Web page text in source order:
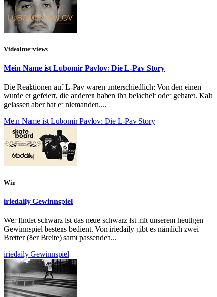
Videointerviews
Mein Name ist Lubomir Pavlov: Die L-Pav Story
Die Reaktionen auf L-Pav waren unterschiedlich: Von den einen
wurde er gefeiert, die anderen haben ihn belächelt oder gehatet. Kalt
gelassen aber hat er niemanden....
Mein Name ist Lubomir Pavlov: Die L-Pav Story
Win
iriedaily Gewinnspiel
Wer findet schwarz ist das neue schwarz ist mit unserem heutigen
Gewinnspiel bestens bedient. Von iriedaily gibt es nämlich zwei
Bretter (8er Breite) samt passenden...
iriedaily Gewinnspiel